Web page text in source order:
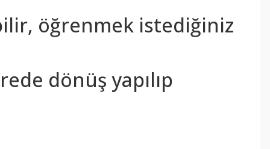
öğrenmek istediğiniz
dönüş yapılıp